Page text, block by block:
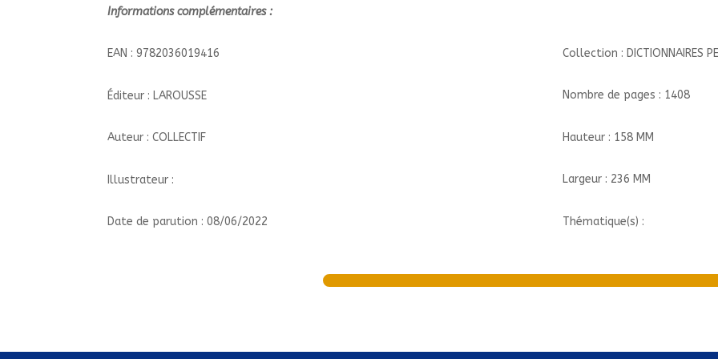
Informations complémentaires :
EAN : 9782036019416
Éditeur : LAROUSSE
Auteur : COLLECTIF
Illustrateur :
Date de parution : 08/06/2022
Collection : DICTIONNAIRES
Nombre de pages : 1408
Hauteur : 158 MM
Largeur : 236 MM
Thématique(s) :